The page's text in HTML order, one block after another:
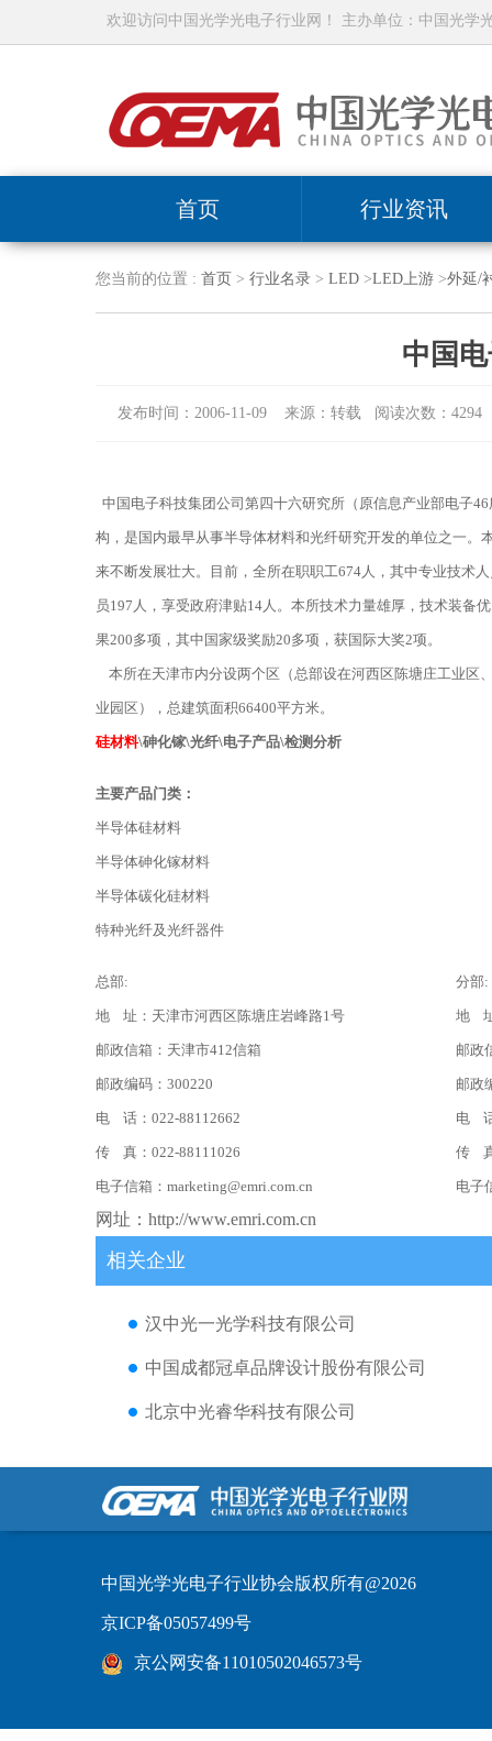
欢迎访问中国光学光电子行业网！ 主办单位：中国光学
首页 行业资讯
您当前的位置 : 首页 > 行业名录> LED>LED上游>外延/
中国
发布时间：2006-11-09 来源：转载 阅读次数：4294
中国电子科技集团公司第四十六研究所（原信息产业部电子
构，是国内最早从事半导体材料和光纤研究开发的单位之一。
来不断发展壮大。 目前，全所在职职工674人，其中专业技术
员197人，享受政府津贴14人。本所技术力量雄厚，技术装备
果200多项，其中国家级奖励20多项，获国际大奖2项。
本所在天津市内分设两个区（总部设在河西区陈塘庄工业区
业园区），总建筑面积66400平方米。
硅材料\砷化镓\光纤\电子产品\检测分析
主要产品门类：
半导体硅材料
半导体砷化镓材料
半导体碳化硅材料
特种光纤及光纤器件
总部:
地 址：天津市河西区陈塘庄岩峰路1号
邮政信箱：天津市412信箱
邮政编码：300220
电 话：022-88112662
传 真：022-88111026
电子信箱： marketing@emri.com.cn
分部:
地
邮政
邮政
电
传
电子
网址： http://www.emri.com.cn
相关企业
汉中光一光学科技有限公司
中国成都冠卓品牌设计股份有限公司
北京中光睿华科技有限公司
中国光学光电子行业协会版权所有@2026
京ICP备05057499号
京公网安备11010502046573号